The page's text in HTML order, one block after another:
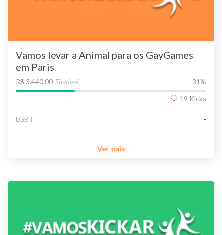
Vamos levar a Animal para os GayGames
em Paris!
R$ 3.440,00 Flexível 31 %
19 Kicks
LGBT -
Ver mais